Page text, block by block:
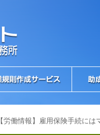
【労働情報】雇用保険手続に